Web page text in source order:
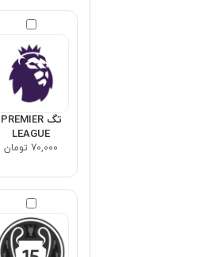
تگ PREMIER
LEAGUE
70,000 تومان